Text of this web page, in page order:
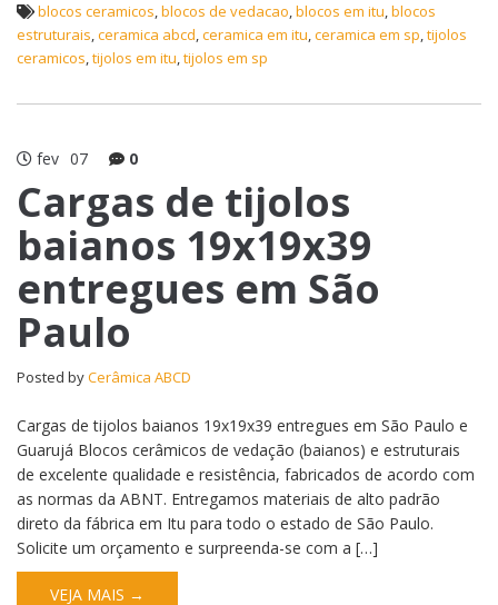
blocos ceramicos,blocos de vedacao,blocos em itu,blocos
estruturais,ceramica abcd,ceramica em itu,ceramica em sp,tijolos
ceramicos,tijolos em itu,tijolos em sp
fev 07 0
Cargas de tijolos
baianos 19x19x39
entregues em São
Paulo
Posted byCerâmica ABCD
Cargas de tijolos baianos 19x19x39 entregues em São Paulo e
Guarujá Blocos cerâmicos de vedação (baianos) e estruturais
de excelente qualidade e resistência, fabricados de acordo com
as normas da ABNT. Entregamos materiais de alto padrão
direto da fábrica em Itu para todo o estado de São Paulo.
Solicite um orçamento e surpreenda-se com a […]
VEJA MAIS →